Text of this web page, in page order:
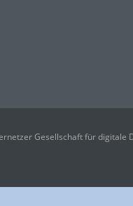
Gesellschaft für digitale